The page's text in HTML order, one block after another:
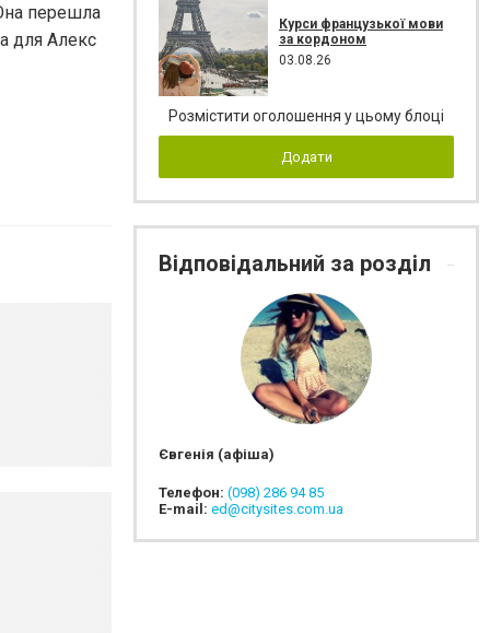
перешла
для Алекс
Курси французької мови
за кордоном
03.08.26
Розмістити оголошення у цьому блоці
Додати
Відповідальний за розділ
Євгенія (афіша)
Телефон: (098) 286 94 85
E-mail: ed@citysites.com.ua